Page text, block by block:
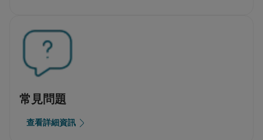
常見問題
查看詳細資訊